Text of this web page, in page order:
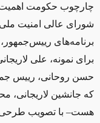
چارچوب حکومت اهمیت
شورای عالی امنیت
برنامه‌های رییس‌جمهور،
برای نمونه، علی
حسن روحانی، رییس‌
که جانشین لاریجانی،
هست– با تصویب طرحی